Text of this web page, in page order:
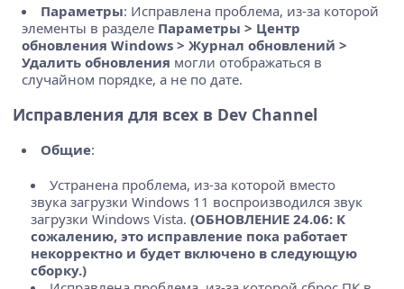
Параметры: Исправлена проблема, из-за которой
элементы в разделе Параметры > Центр
обновления Windows > Журнал обновлений >
Удалить обновления могли отображаться в
случайном порядке, а не по дате.
Исправления для всех в Dev Channel
Общие:
Устранена проблема, из-за которой вместо
звука загрузки Windows 11 воспроизводился звук
загрузки Windows Vista. (ОБНОВЛЕНИЕ 24.06: К
сожалению, это исправление пока работает
некорректно и будет включено в следующую
сборку.)